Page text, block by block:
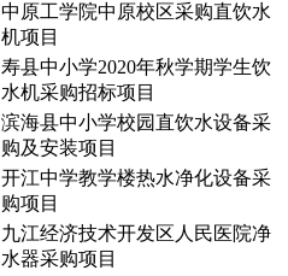
中原工学院中原校区采购直饮水
机项目
寿县中小学2020年秋学期学生饮
水机采购招标项目
滨海县中小学校园直饮水设备采
购及安装项目
开江中学教学楼热水净化设备采
购项目
九江经济技术开发区人民医院净
水器采购项目